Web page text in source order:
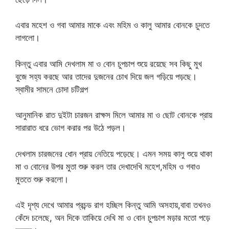
এবার মহেশ ও গবা আমার মাকে এবং মহিম ও কালু আমার বোনকে চুদতে
লাগলো।
কিন্তু এবার আমি দেখলাম মা ও বোন চুপচাপ শুয়ে রয়েছে সব কিছু মুখ
বুজে সহ্য করছে আর তাদের দুজনের চোখ দিয়ে জল গড়িয়ে পড়ছে।
স্বামীর সামনে চোদা চটিগল্প
আনুমানিক রাত দুইটা চারজন রাক্ষস মিলে আমার মা ও ছোট বোনকে প্রায়
সারারাত ধরে ভোগ করার পর উঠে পড়ল।
দেখলাম চারজনের ধোন প্রায় নেতিয়ে পড়েছে। এমন সময় কালু শুয়ে থাকা
মা ও বোনের উপর মুতা শুরু করল তার দেখাদেখি মহেশ,মহিম ও গবাও
মুততে শুরু করলো।
এই দৃশ্য দেখে আমার প্রচন্ড রাগ হচ্ছিল কিন্তু আমি অসহায়,বাবা তখনও
কেঁদে চলেছে, অন দিকে তাকিয়ে দেখি মা ও বোন চুপচাপ মড়ার মতো পড়ে